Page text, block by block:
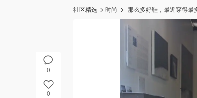
0
0
社区精选 时尚 那么多好鞋，最近穿得最多的居然是这双Zara. 这双第一